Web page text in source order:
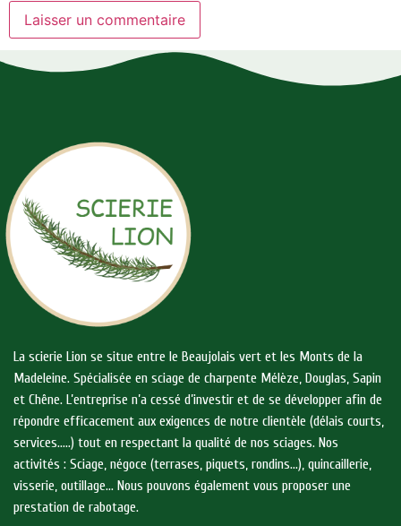
La scierie Lion se situe entre le Beaujolais vert et les Monts de la
Madeleine. Spécialisée en sciage de charpente Mélèze, Douglas, Sapin
et Chêne. L’entreprise n’a cessé d’investir et de se développer afin de
répondre efficacement aux exigences de notre clientèle (délais courts,
services…..) tout en respectant la qualité de nos sciages. Nos
activités : Sciage, négoce (terrases, piquets, rondins…), quincaillerie,
visserie, outillage… Nous pouvons également vous proposer une
prestation de rabotage.